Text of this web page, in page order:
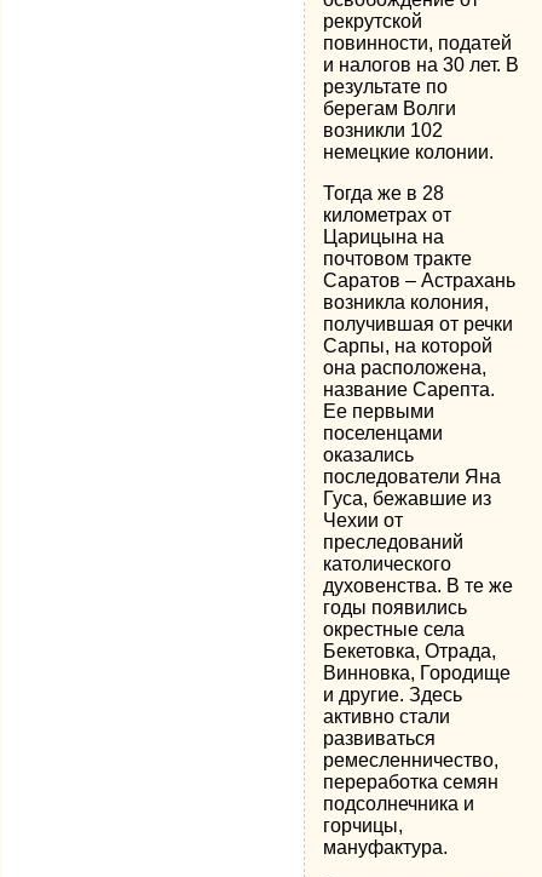
рекрутской
повинности, податей
и налогов на 30 лет. В
результате по
берегам Волги
возникли 102
немецкие колонии.
Тогда же в 28
километрах от
Царицына на
почтовом тракте
Саратов – Астрахань
возникла колония,
получившая от речки
Сарпы, на которой
она расположена,
название Сарепта.
Ее первыми
поселенцами
оказались
последователи Яна
Гуса, бежавшие из
Чехии от
преследований
католического
духовенства. В те же
годы появились
окрестные села
Бекетовка, Отрада,
Винновка, Городище
и другие. Здесь
активно стали
развиваться
ремесленничество,
переработка семян
подсолнечника и
горчицы,
мануфактура.